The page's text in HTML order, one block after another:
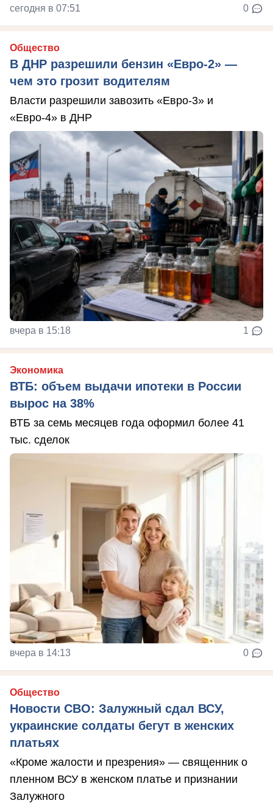
сегодня в 07:51 0
Общество
В ДНР разрешили бензин «Евро-2» —
чем это грозит водителям
Власти разрешили завозить «Евро-3» и
«Евро-4» в ДНР
вчера в 15:18 1
Экономика
ВТБ: объем выдачи ипотеки в России
вырос на 38%
ВТБ за семь месяцев года оформил более 41
тыс. сделок
вчера в 14:13 0
Общество
Новости СВО: Залужный сдал ВСУ,
украинские солдаты бегут в женских
платьях
«Кроме жалости и презрения» — священник о
пленном ВСУ в женском платье и признании
Залужного